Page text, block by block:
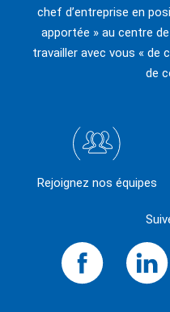
chef d’entreprise en
apportée » au centre
travailler avec vous « de
de
Rejoignez nos équipes